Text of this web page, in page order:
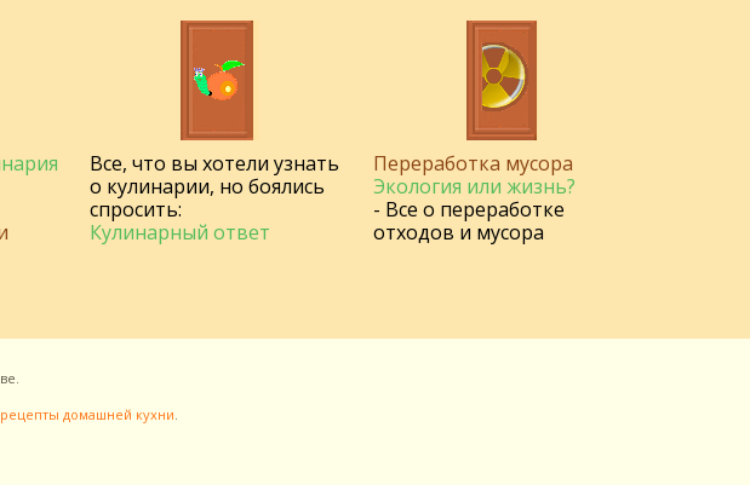
Все, что вы хотели узнать
о кулинарии, но боялись
спросить:
Кулинарный ответ
Переработка мусора
Экология или жизнь?
- Все о переработке
отходов и мусора
домашней кухни.